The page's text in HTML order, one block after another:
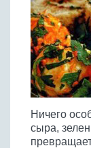
Ничего
сыра,